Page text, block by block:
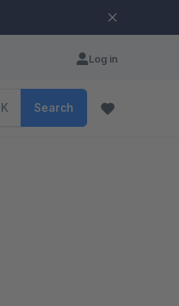
Log in
K Search